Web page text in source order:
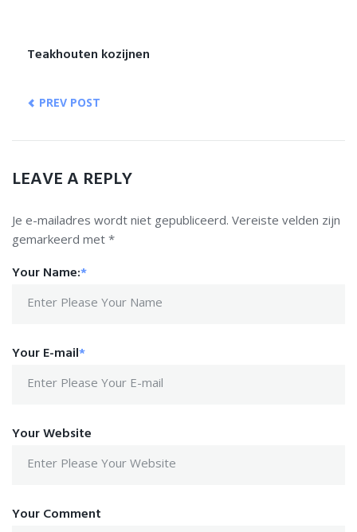
Teakhouten kozijnen
PREV POST
LEAVE A REPLY
Je e-mailadres wordt niet gepubliceerd. Vereiste velden zijn
gemarkeerd met *
Your Name:*
Your E-mail*
Your Website
Your Comment